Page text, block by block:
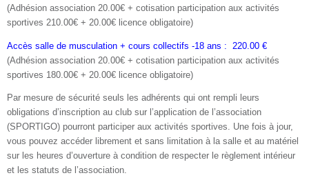
(Adhésion association 20.00€ + cotisation participation aux activités
sportives 210.00€ + 20.00€ licence obligatoire)
Accès salle de musculation + cours collectifs -18 ans : 220.00 €
(Adhésion association 20.00€ + cotisation participation aux activités
sportives 180.00€ + 20.00€ licence obligatoire)
Par mesure de sécurité seuls les adhérents qui ont rempli leurs
obligations d’inscription au club sur l’application de l’association
(SPORTIGO) pourront participer aux activités sportives. Une fois à jour,
vous pouvez accéder librement et sans limitation à la salle et au matériel
sur les heures d’ouverture à condition de respecter le règlement intérieur
et les statuts de l’association.